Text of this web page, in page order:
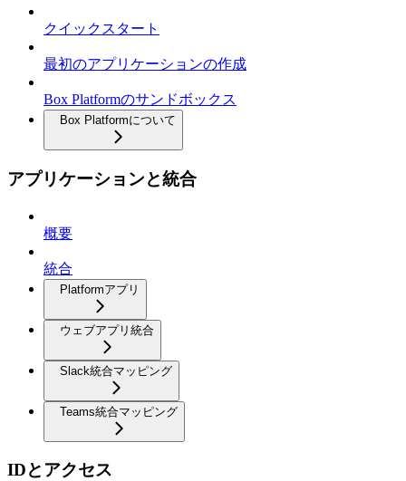
クイックスタート
最初のアプリケーションの作成
Box Platformのサンドボックス
Box Platformについて
アプリケーションと統合
概要
統合
Platformアプリ
ウェブアプリ統合
Slack統合マッピング
Teams統合マッピング
IDとアクセス